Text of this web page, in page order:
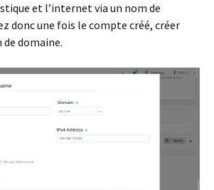
et l’internet via un nom de
donc une fois le compte créé, créer
domaine.